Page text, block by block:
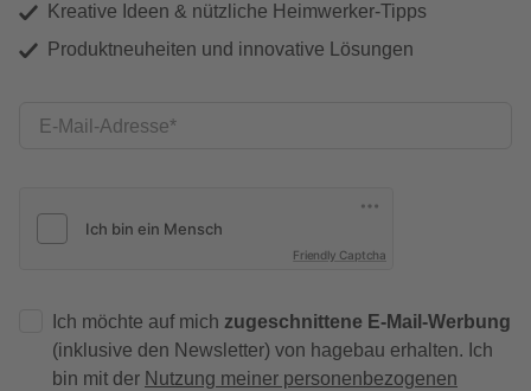
Kreative Ideen & nützliche Heimwerker-Tipps
Produktneuheiten und innovative Lösungen
E-Mail-Adresse
Friendly Captcha
Ich möchte auf mich zugeschnittene E-Mail-Werbung
(inklusive den Newsletter) von hagebau erhalten. Ich
bin mit der Nutzung meiner personenbezogenen